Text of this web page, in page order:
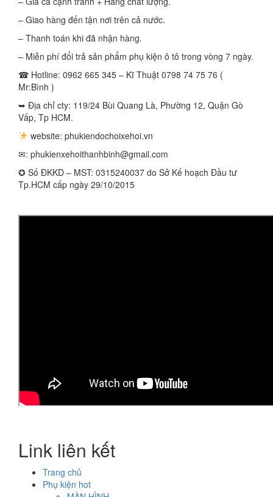
– Giao hàng đến tận nơi trên cả nước.
– Thanh toán khi đã nhận hàng.
– Miễn phí đổi trả sản phẩm phụ kiện ô tô trong vòng 7 ngày.
☎ Hotline: 0962 665 345 – Kĩ Thuật 0798 74 75 76 (
Mr:Bình )
➥ Địa chỉ cty: 119/24 Bùi Quang Là, Phường 12, Quận Gò
Vấp, Tp HCM.
website: phukiendochoixehoi.vn
✉: phukienxehoithanhbinh@gmail.com
✪ Số ĐKKD – MST: 0315240037 do Sở Kế hoạch Đầu tư
Tp.HCM cấp ngày 29/10/2015
Link liên kết
Trang chủ
Phụ kiện hot